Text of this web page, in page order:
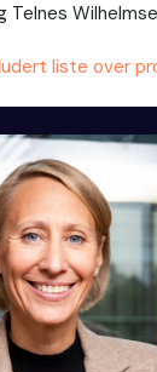
Telnes
liste over